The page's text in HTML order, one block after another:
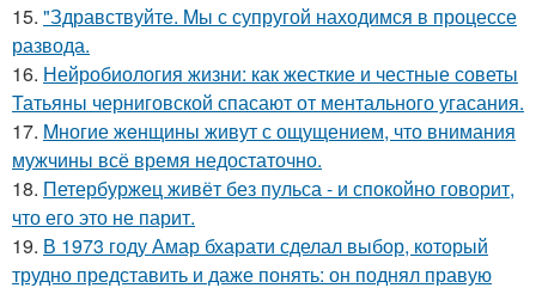
15. "Здравствуйте. Mы с супругой находимся в процессе
развода.
16. Нейробиология жизни: как жесткие и честные советы
Татьяны черниговской спасают от ментального угасания.
17. Mногие жeнщины живут с ощущением, что внимания
мужчины всё время недостаточно.
18. Петербуржец живёт без пульса - и спокойно говорит,
что его это не парит.
19. В 1973 году Амар бхарати сделал выбор, который
трудно представить и даже понять: он поднял правую